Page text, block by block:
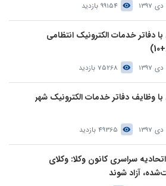
99154 بازدید
دفاتر خدمات الکترونیک انتظامی
75268 بازدید
با وظایف دفاتر خدمات الکترونیک شهر
49365 بازدید
سراسری کانون وکلا: وکلای
آزاد شوند